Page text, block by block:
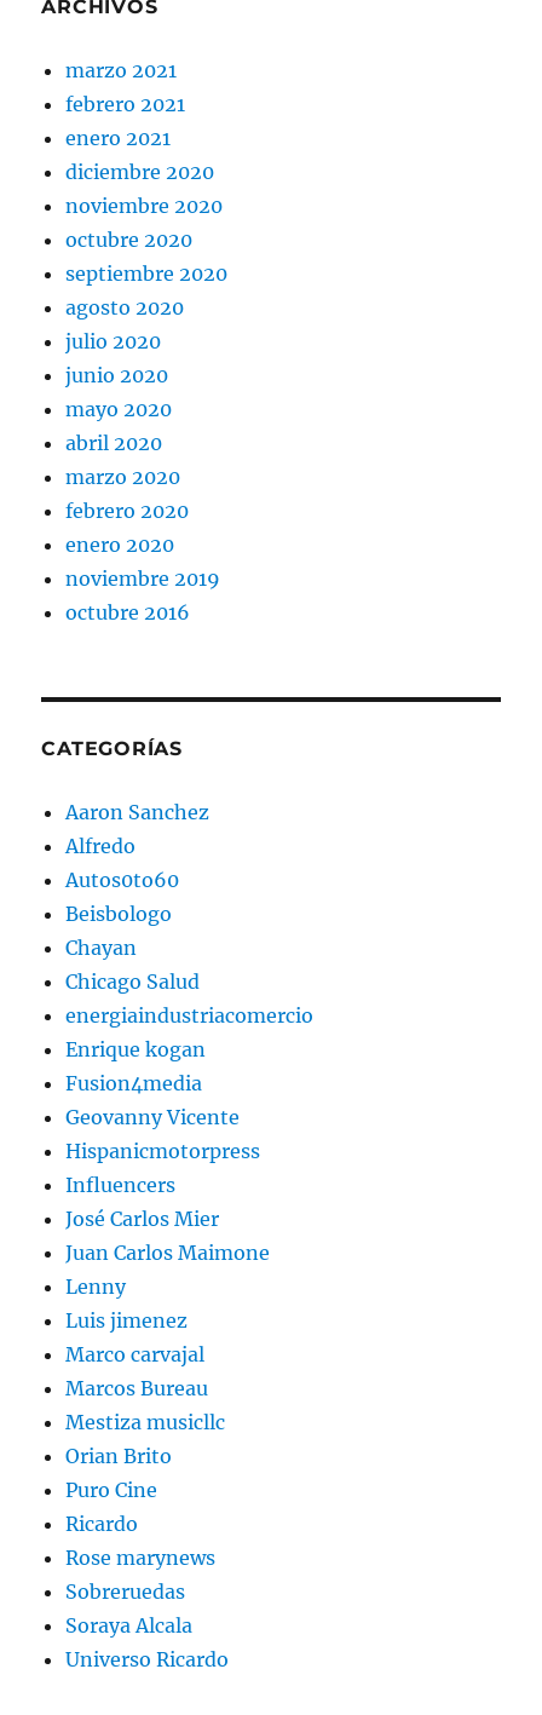
ARCHIVOS
marzo 2021
febrero 2021
enero 2021
diciembre 2020
noviembre 2020
octubre 2020
septiembre 2020
agosto 2020
julio 2020
junio 2020
mayo 2020
abril 2020
marzo 2020
febrero 2020
enero 2020
noviembre 2019
octubre 2016
CATEGORÍAS
Aaron Sanchez
Alfredo
Autos0to60
Beisbologo
Chayan
Chicago Salud
energiaindustriacomercio
Enrique kogan
Fusion4media
Geovanny Vicente
Hispanicmotorpress
Influencers
José Carlos Mier
Juan Carlos Maimone
Lenny
Luis jimenez
Marco carvajal
Marcos Bureau
Mestiza musicllc
Orian Brito
Puro Cine
Ricardo
Rose marynews
Sobreruedas
Soraya Alcala
Universo Ricardo